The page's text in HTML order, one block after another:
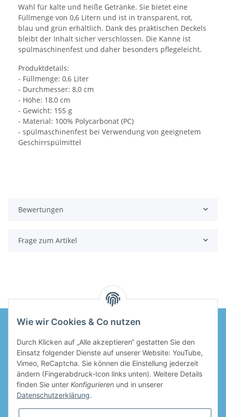
Wahl für kalte und heiße Getränke. Sie bietet eine
Füllmenge von 0,6 Litern und ist in transparent, rot,
blau und grün erhältlich. Dank des praktischen Deckels
bleibt der Inhalt sicher verschlossen. Die Kanne ist
spülmaschinenfest und daher besonders pflegeleicht.
Produktdetails:
- Füllmenge: 0,6 Liter
- Durchmesser: 8,0 cm
- Höhe: 18,0 cm
- Gewicht: 155 g
- Material: 100% Polycarbonat (PC)
- spülmaschinenfest bei Verwendung von geeignetem
Geschirrspülmittel
Bewertungen
Frage zum Artikel
Informationen
Gesetzliche Informationen
Wie wir Cookies & Co nutzen
Durch Klicken auf „Alle akzeptieren“ gestatten Sie den
Einsatz folgender Dienste auf unserer Website: YouTube,
Vimeo, ReCaptcha. Sie können die Einstellung jederzeit
ändern (Fingerabdruck-Icon links unten). Weitere Details
finden Sie unter Konfigurieren und in unserer
Datenschutzerklärung.